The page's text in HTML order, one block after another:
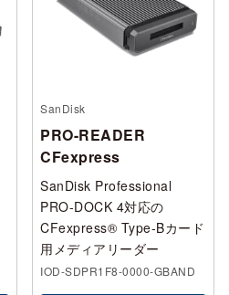
SanDisk
PRO-READER
CFexpress
SanDisk Professional
PRO-DOCK 4対応の
CFexpress® Type-Bカード
用メディアリーダー
IOD-SDPR1F8-0000-GBAND